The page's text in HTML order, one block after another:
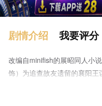
剧情介绍 我要评分
改编自minifish的展昭同人
饰）为追查故友遗留的襄阳
杀，意外结识闯荡江湖的霍